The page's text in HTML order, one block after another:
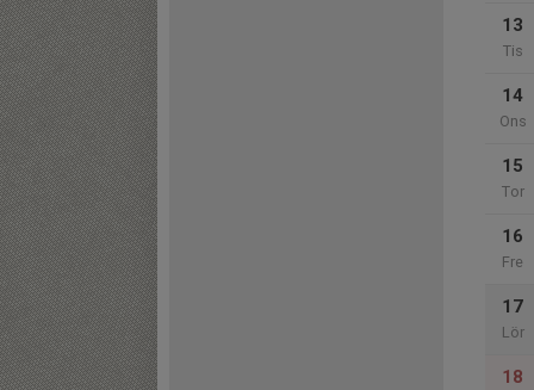
13
Tis
14
Ons
15
Tor
16
Fre
17
Lör
18